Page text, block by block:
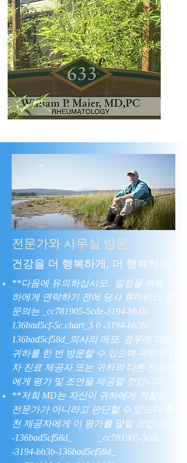
전문가와 사무실 방문
건강을 더 행복하게, 더 행복하게
**다음에 유의하십시오. ​일정을 위해 귀
하에게 연락하기 전에 당사 류마티스 전
문의는 _cc781905-5cde-3194-bb3b-
136bad5cf-5c chart_5 0 -3194-bb3b-
136bad5cf58d_의사의 메모. 경우에 따라
귀하를 한 번 방문할 수 있으며 귀하의 1
차 진료 제공자 또는 귀하의 다른 전문가
에게 평가 및 조언을 제공할 것입니다.
**저희 MD는 자신이 귀하에게 적합한
전문가가 아니라고 판단할 수 있으며 추
천 제공자에게 이 평가를 알릴 것입니다.
-136bad5cf58d_ _cc781905-5cde
-3194-bb3b-136bad5cf58d_